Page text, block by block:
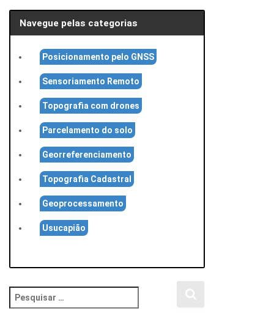
Navegue pelas categorias
Posicionamento pelo GNSS
Sensoriamento Remoto
Topografia com drones
Parcelamento do solo
Georreferenciamento
Topografia Cadastral
Geoprocessamento
Usucapião
e